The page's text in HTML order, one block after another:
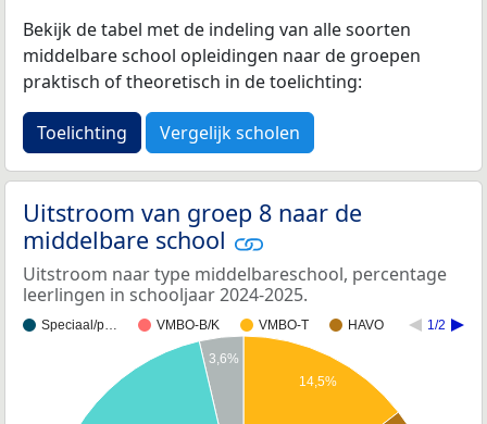
Bekijk de tabel met de indeling van alle soorten
middelbare school opleidingen naar de groepen
praktisch of theoretisch in de toelichting:
Toelichting Vergelijk scholen
Uitstroom van groep 8 naar de
middelbare school
Uitstroom naar type middelbareschool, percentage
leerlingen in schooljaar 2024-2025.
Speciaal/p… VMBO-B/K VMBO-T HAVO 1/2
14,5%
3,6%